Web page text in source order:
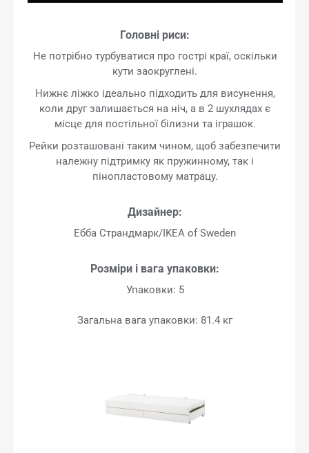
Головні риси:
Не потрібно турбуватися про гострі краї, оскільки
кути заокруглені.
Нижнє ліжко ідеально підходить для висунення,
коли друг залишається на ніч, а в 2 шухлядах є
місце для постільної білизни та іграшок.
Рейки розташовані таким чином, щоб забезпечити
належну підтримку як пружинному, так і
пінопластовому матрацу.
Дизайнер:
Ебба Страндмарк/IKEA of Sweden
Розміри і вага упаковки:
Упаковки: 5
Загальна вага упаковки: 81.4 кг